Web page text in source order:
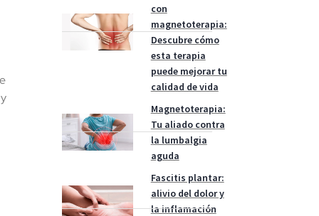
con
magnetoterapia:
Descubre cómo
esta terapia
puede mejorar tu
calidad de vida
Magnetoterapia:
Tu aliado contra
la lumbalgia
aguda
Fascitis plantar:
alivio del dolor y
la inflamación